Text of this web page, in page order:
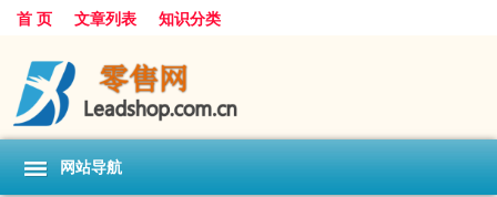
首 页 文章列表 知识分类
网站导航